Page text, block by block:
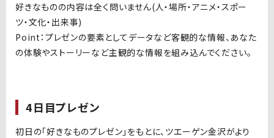
好きなものの内容は全く問いません(人・場所・アニメ・スポー
ツ・文化・出来事)
Point：プレゼンの要素としてデータなど客観的な情報、あなた
の体験やストーリーなど主観的な情報を組み込んでください。
4日目プレゼン
初日の「好きなものプレゼン」をもとに、ツエーゲン金沢がより